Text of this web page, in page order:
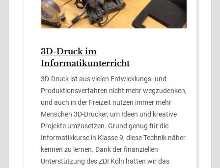
3D-Druck im
Informatikunterricht
3D-Druck ist aus vielen Entwicklungs- und
Produktionsverfahren nicht mehr wegzudenken,
und auch in der Freizeit nutzen immer mehr
Menschen 3D-Drucker, um Ideen und kreative
Projekte umzusetzen. Grund genug für die
Informatikkurse in Klasse 9, diese Technik näher
kennen zu lernen. Dank der finanziellen
Unterstützung des ZDI Köln hatten wir das